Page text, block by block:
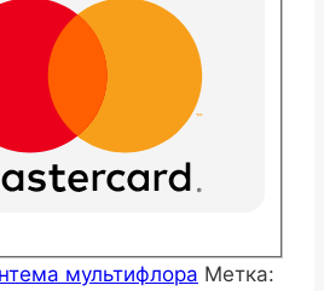
мультифлора Метка: